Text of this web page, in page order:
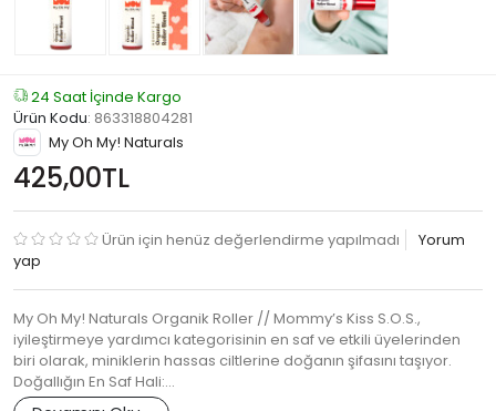
24 Saat İçinde Kargo
Ürün Kodu: 863318804281
My Oh My! Naturals
425,00TL
Ürün için henüz değerlendirme yapılmadı
Yorum
yap
My Oh My! Naturals Organik Roller // Mommy’s Kiss S.O.S.,
iyileştirmeye yardımcı kategorisinin en saf ve etkili üyelerinden
biri olarak, miniklerin hassas ciltlerine doğanın şifasını taşıyor.
Doğallığın En Saf Hali:…